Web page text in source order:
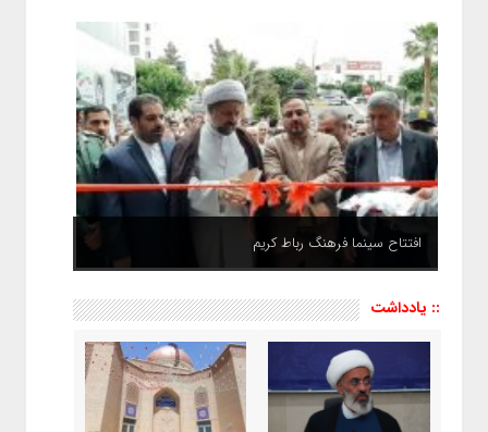
افتتاح گذر فرهنگی سیمرغ شهر پرند
:: یادداشت